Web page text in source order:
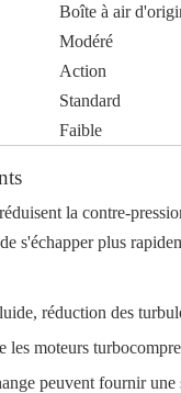
Boîte à air
Modéré
Action
Standard
Faible
la contre-
s'échapper plus
réduction des
moteurs
peuvent fournir